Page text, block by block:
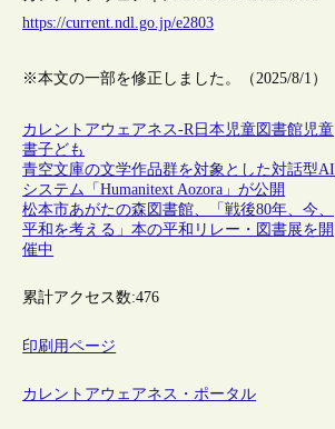
https://current.ndl.go.jp/e2803
※本文の一部を修正しました。（2025/8/1）
カレントアウェアネス-R日本 児童図書館児童
書子ども
青空文庫の文学作品群を対象とした対話型AI
システム「Humanitext Aozora」が公開
松本市あがたの森図書館、「戦後80年、今、
平和を考える」本の平和リレー・図書展を開
催中
累計アクセス数:476
印刷用ページ
カレントアウェアネス・ポータル